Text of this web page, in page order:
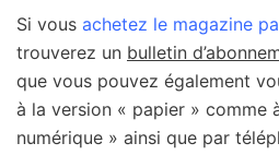
Si vous achetez le magazine
trouverez un bulletin
que vous pouvez également
à la version « papier » comme
numérique » ainsi que par